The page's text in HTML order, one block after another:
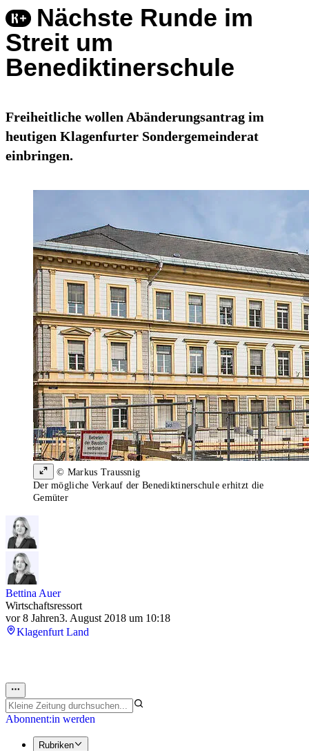
Nächste Runde im
Streit um
Benediktinerschule
Freiheitliche wollen Abänderungsantrag im
heutigen Klagenfurter Sondergemeinderat
einbringen.
© Markus Traussnig
Der mögliche Verkauf der Benediktinerschule erhitzt die
Gemüter
Bettina Auer
Wirtschaftsressort
vor 8 Jahren3. August 2018 um 10:18
Klagenfurt Land
Abonnent:in werden
Rubriken